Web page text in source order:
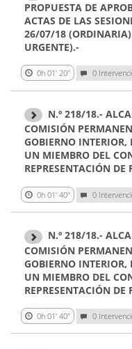
PROPUESTA DE
ACTAS DE LAS
26/07/18
URGENTE).-
0h 01' 20'' 0
N.º 218/18.-
COMISIÓN
GOBIERNO INTERIOR,
UN MIEMBRO DEL
REPRESENTACIÓN DE
0h 01' 40'' 0
N.º 218/18.-
COMISIÓN
GOBIERNO INTERIOR,
UN MIEMBRO DEL
REPRESENTACIÓN DE
0h 01' 40'' 0